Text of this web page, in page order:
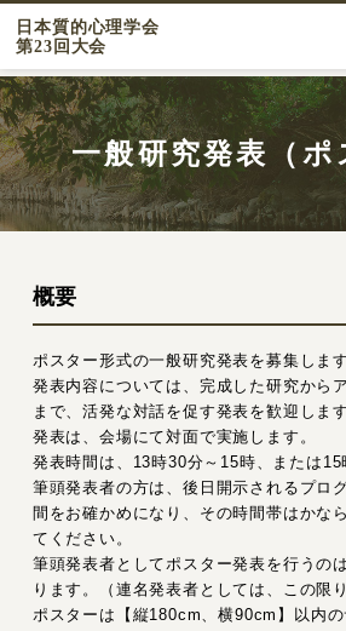
日本質的心理学会
第23回大会
一般研究発表（ポ
概要
ポスター形式の一般研究発表を募集します
発表内容については、完成した研究から
まで、活発な対話を促す発表を歓迎します
発表は、会場にて対面で実施します。
発表時間は、13時30分～15時、または15
筆頭発表者の方は、後日開示されるプロ
間をお確かめになり、その時間帯はかな
てください。
筆頭発表者としてポスター発表を行うの
ります。（連名発表者としては、この限
ポスターは【縦180cm、横90cm】以内の